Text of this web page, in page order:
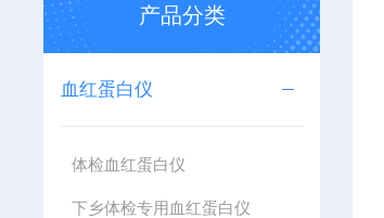
产品分类
血红蛋白仪
体检血红蛋白仪
下乡体检专用血红蛋白仪